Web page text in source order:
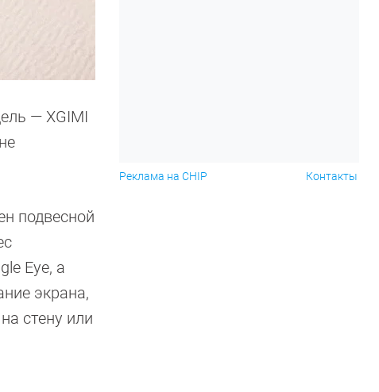
— XGIMI
подвесной
Eye, а
экрана,
стену или
Реклама на CHIP Контакты